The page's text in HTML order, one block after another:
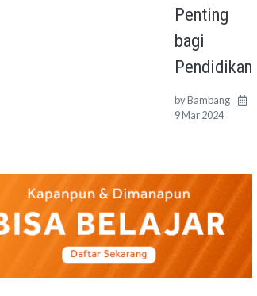
Penting
bagi
Pendidikan
byBambang
9 Mar 2024